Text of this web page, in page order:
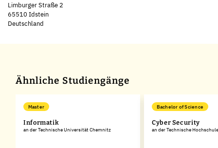
Limburger Straße 2
65510 Idstein
Deutschland
Ähnliche Studiengänge
Master
Informatik
an der Technische Universität Chemnitz
Bachelor of Science
Cyber Security
an der Technische